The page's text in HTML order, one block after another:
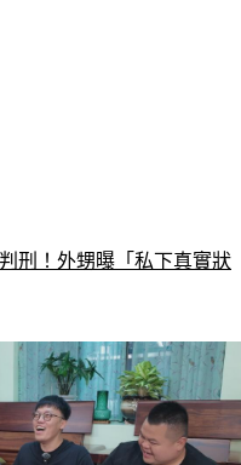
刑！外甥曝「私下真實狀